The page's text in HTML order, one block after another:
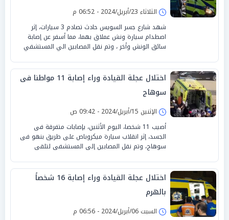
الثلاثاء 23/أبريل/2024 - 06:52 م
شهد شارع جسر السويس حادث تصادم 3 سيارات، إثر
اصطدام سيارة ونش عملاق بهما، مما أسفر عن إصابة
سائق الونش وأخر ، وتم نقل المصابين الي المستشفي
اختلال عجلة القيادة وراء إصابة 11 مواطنا فى
سوهاج
الإثنين 15/أبريل/2024 - 09:42 ص
أصيب 11 شخصا، اليوم الأثنين، بإصابات متفرقة فى
الجسد، إثر انقلاب سيارة ميكروباص على طريق بنهو فى
سوهاج، وتم نقل المصابين إلى المستشفى لتلقى
اختلال عجلة القيادة وراء إصابة 16 شخصاً
بالهرم
السبت 06/أبريل/2024 - 06:56 م